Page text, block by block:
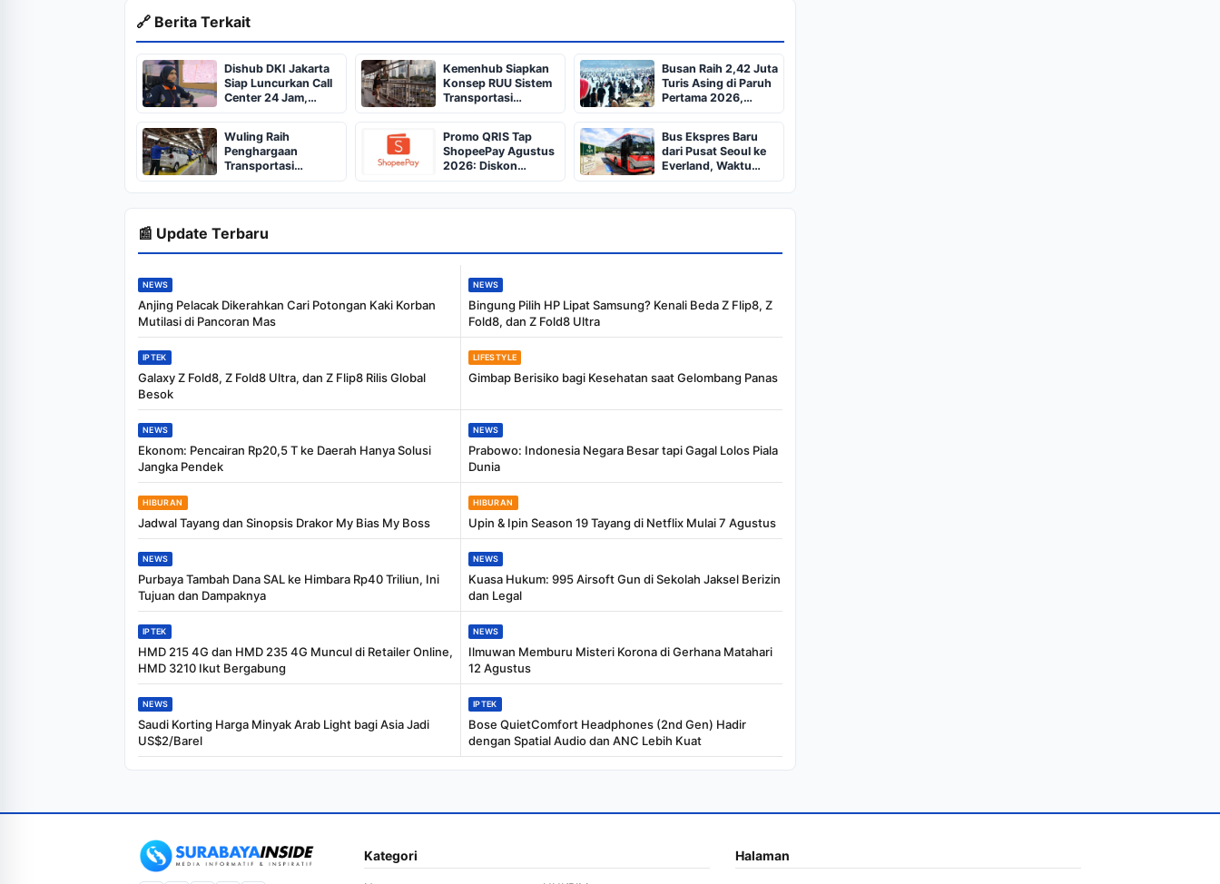
🔗 Berita Terkait
Dishub DKI Jakarta
Siap Luncurkan Call
Center 24 Jam,
Warga Bisa Akses
Berbagai Layanan
Transportasi Lewat
Satu Nomor
Kemenhub Siapkan
Konsep RUU Sistem
Transportasi
Nasional
Busan Raih 2,42 Juta
Turis Asing di Paruh
Pertama 2026,
Didorong Konser
BTS
Wuling Raih
Penghargaan
Transportasi
Indonesia Award
2026
Promo QRIS Tap
ShopeePay Agustus
2026: Diskon
Rp5.000 untuk KRL
dan TransJakarta
Bus Ekspres Baru
dari Pusat Seoul ke
Everland, Waktu
Tempuh Lebih Cepat
📰 Update Terbaru
NEWS
Anjing Pelacak Dikerahkan Cari Potongan Kaki Korban
Mutilasi di Pancoran Mas
NEWS
Bingung Pilih HP Lipat Samsung? Kenali Beda Z Flip8, Z
Fold8, dan Z Fold8 Ultra
IPTEK
Galaxy Z Fold8, Z Fold8 Ultra, dan Z Flip8 Rilis Global
Besok
LIFESTYLE
Gimbap Berisiko bagi Kesehatan saat Gelombang Panas
NEWS
Ekonom: Pencairan Rp20,5 T ke Daerah Hanya Solusi
Jangka Pendek
NEWS
Prabowo: Indonesia Negara Besar tapi Gagal Lolos Piala
Dunia
HIBURAN
Jadwal Tayang dan Sinopsis Drakor My Bias My Boss
HIBURAN
Upin & Ipin Season 19 Tayang di Netflix Mulai 7 Agustus
NEWS
Purbaya Tambah Dana SAL ke Himbara Rp40 Triliun, Ini
Tujuan dan Dampaknya
NEWS
Kuasa Hukum: 995 Airsoft Gun di Sekolah Jaksel Berizin
dan Legal
IPTEK
HMD 215 4G dan HMD 235 4G Muncul di Retailer Online,
HMD 3210 Ikut Bergabung
NEWS
Ilmuwan Memburu Misteri Korona di Gerhana Matahari
12 Agustus
NEWS
Saudi Korting Harga Minyak Arab Light bagi Asia Jadi
US$2/Barel
IPTEK
Bose QuietComfort Headphones (2nd Gen) Hadir
dengan Spatial Audio dan ANC Lebih Kuat
Kategori Halaman